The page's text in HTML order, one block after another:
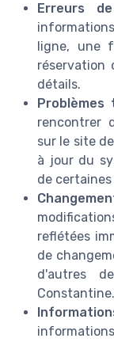
Erreurs
ligne, une
réservation
détails.
Problèmes
rencontrer
sur le site
à jour du
de
reflétées
de
d'autres
Constantine.